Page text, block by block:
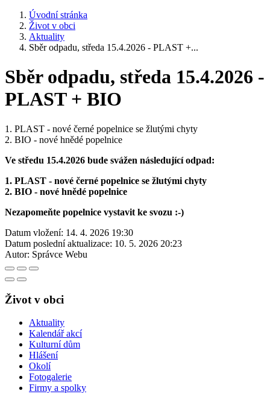
Úvodní stránka
Život v obci
Aktuality
Sběr odpadu, středa 15.4.2026 - PLAST +...
Sběr odpadu, středa 15.4.2026 -
PLAST + BIO
1. PLAST - nové černé popelnice se žlutými chyty
2. BIO - nové hnědé popelnice
Ve středu 15.4.2026 bude svážen následující odpad:
1. PLAST - nové černé popelnice se žlutými chyty
2. BIO - nové hnědé popelnice
Nezapomeňte popelnice vystavit ke svozu :-)
Datum vložení: 14. 4. 2026 19:30
Datum poslední aktualizace: 10. 5. 2026 20:23
Autor: Správce Webu
Život v obci
Aktuality
Kalendář akcí
Kulturní dům
Hlášení
Okolí
Fotogalerie
Firmy a spolky